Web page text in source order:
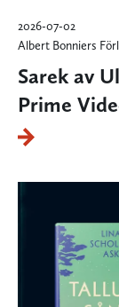
2026-07-02
Albert Bonniers
Sarek av
Prime